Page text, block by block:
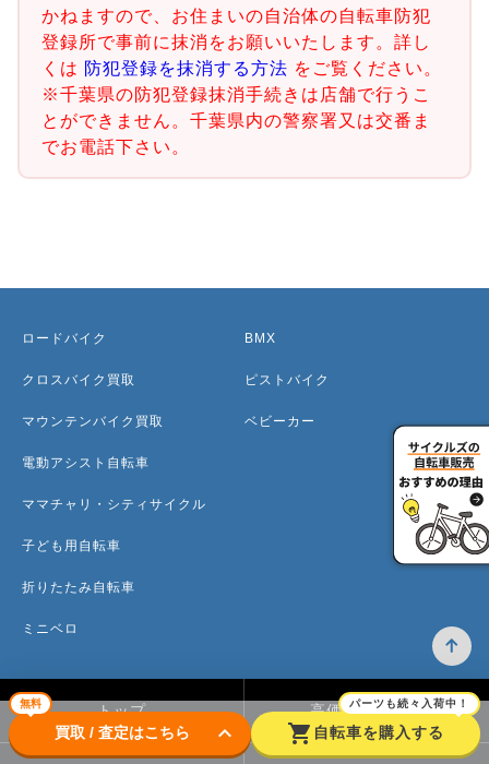
かねますので、お住まいの自治体の自転車防犯
登録所で事前に抹消をお願いいたします。詳し
くは 防犯登録を抹消する方法 をご覧ください。
※千葉県の防犯登録抹消手続きは店舗で行うこ
とができません。千葉県内の警察署又は交番ま
でお電話下さい。
無料
買取 / 査定はこちら keyboard_arrow_down shopping_cart
パーツも続々入荷中！
自転車を購入する
ロードバイク
クロスバイク買取
マウンテンバイク買取
電動アシスト自転車
ママチャリ・シティサイクル
子ども用自転車
折りたたみ自転車
ミニベロ
BMX
ピストバイク
ベビーカー
トップ 高価買取のワケ